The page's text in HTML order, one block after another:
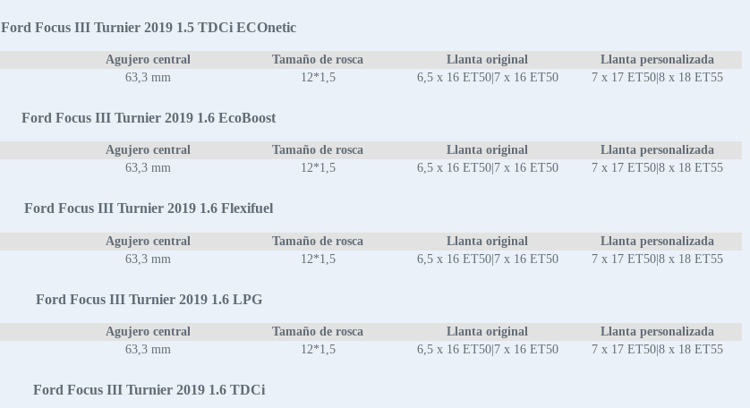
Ford Focus III Turnier 2019 1.5 TDCi ECOnetic
Agujero central Tamaño de rosca Llanta original
Llanta personalizada
63,3 mm 12*1,5 6,5 x 16 ET50|7 x 16 ET50 7 x 17 ET50|8 x 18 ET55
Ford Focus III Turnier 2019 1.6 EcoBoost
Agujero central Tamaño de rosca Llanta original
Llanta personalizada
63,3 mm 12*1,5 6,5 x 16 ET50|7 x 16 ET50 7 x 17 ET50|8 x 18 ET55
Ford Focus III Turnier 2019 1.6 Flexifuel
Agujero central Tamaño de rosca Llanta original
Llanta personalizada
63,3 mm 12*1,5 6,5 x 16 ET50|7 x 16 ET50 7 x 17 ET50|8 x 18 ET55
Ford Focus III Turnier 2019 1.6 LPG
Agujero central Tamaño de rosca Llanta original
Llanta personalizada
63,3 mm 12*1,5 6,5 x 16 ET50|7 x 16 ET50 7 x 17 ET50|8 x 18 ET55
Ford Focus III Turnier 2019 1.6 TDCi